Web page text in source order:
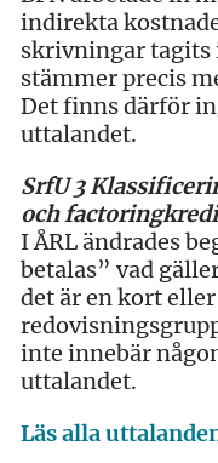
indirekta
skrivningar tagits
stämmer precis
Det finns därför
uttalandet.
SrfU 3
och
I ÅRL ändrades
betalas” vad
det är en kort
inte innebär
uttalandet.
Läs alla